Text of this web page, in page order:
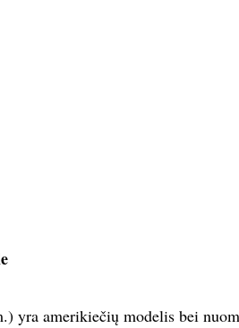
yra amerikiečių modelis bei